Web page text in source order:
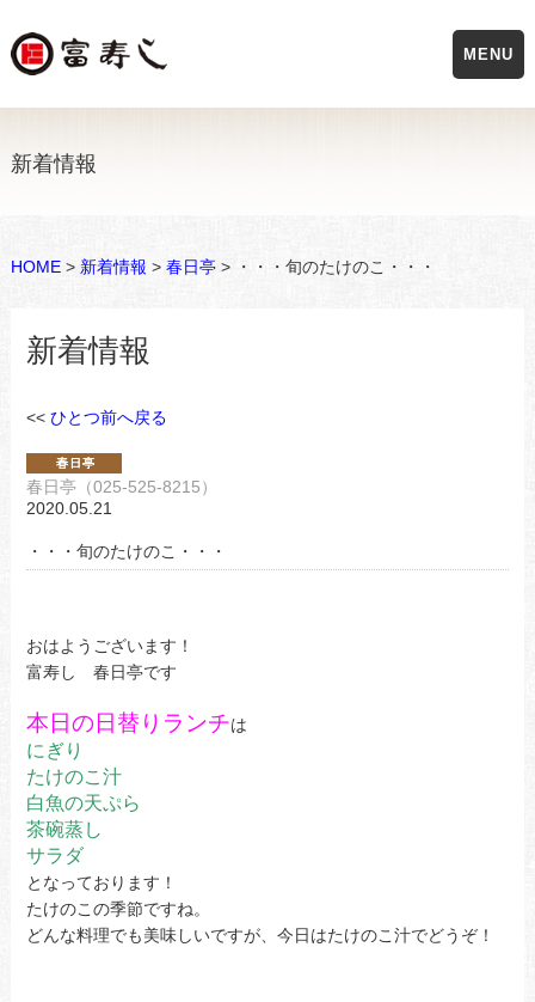
新着情報
HOME> 新着情報 > 春日亭> ・・・旬のたけのこ・・・
新着情報
<< ひとつ前へ戻る
春日亭（025-525-8215）
2020.05.21
・・・旬のたけのこ・・・
おはようございます！
富寿し 春日亭です
本日の日替りランチは
にぎり
たけのこ汁
白魚の天ぷら
茶碗蒸し
サラダ
となっております！
たけのこの季節ですね。
どんな料理でも美味しいですが、今日はたけのこ汁でどうぞ！
MENU